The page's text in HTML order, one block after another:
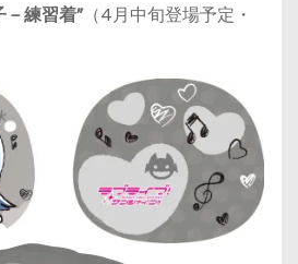
練習着”（4月中旬登場予定・